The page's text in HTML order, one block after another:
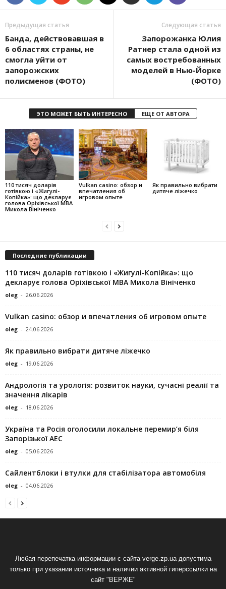
Предыдущая статья
Банда, действовавшая в
6 областях страны, не
смогла уйти от
запорожских
полисменов (ФОТО)
Следующая статья
Запорожанка Юлия
Ратнер стала одной из
самых востребованных
моделей в Нью-Йорке
(ФОТО)
ЭТО МОЖЕТ БЫТЬ ИНТЕРЕСНО ЕЩЕ ОТ АВТОРА
110 тисяч доларів
готівкою і «Жигулі-
Копійка»: що декларує
голова Оріхівської МВА
Микола Вініченко
Vulkan casino: обзор и
впечатления об
игровом опыте
Як правильно вибрати
дитяче ліжечко
Последние публикации
110 тисяч доларів готівкою і «Жигулі-Копійка»: що
декларує голова Оріхівської МВА Микола Вініченко
oleg - 26.06.2026
Vulkan casino: обзор и впечатления об игровом опыте
oleg - 24.06.2026
Як правильно вибрати дитяче ліжечко
oleg - 19.06.2026
Андрологія та урологія: розвиток науки, сучасні реалії та
значення лікарів
oleg - 18.06.2026
Україна та Росія оголосили локальне перемир’я біля
Запорізької АЕС
oleg - 05.06.2026
Сайлентблоки і втулки для стабілізатора автомобіля
oleg - 04.06.2026
Любая перепечатка информации с сайта verge.zp.ua допустима
только при указании источника и наличии активной гиперссылки на
сайт "ВЕРЖЕ"